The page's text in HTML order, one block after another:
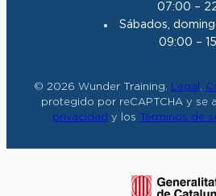
07:00 –
Sábados,
09:00 –
© 2026 Wunder Training. Legal .
protegido por reCAPTCHA y se
privacidad y los Términos de